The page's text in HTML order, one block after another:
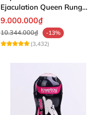
Ejaculation Queen Rung
Cảm Biến Sưởi Ấm Xuất
9.000.000₫
10.344.000₫
-13%
(3,432)